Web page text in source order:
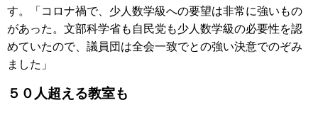
す。「コロナ禍で、少人数学級への要望は非常に強いもの
があった。文部科学省も自民党も少人数学級の必要性を認
めていたので、議員団は全会一致でとの強い決意でのぞみ
ました」
５０人超える教室も